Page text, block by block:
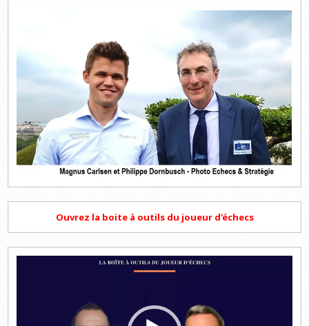
Ouvrez la boite à outils du joueur d'échecs